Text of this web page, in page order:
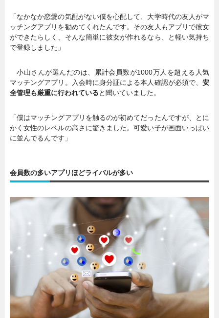
「なかなか恋愛の気配がない僕を心配して、大学時代の友人がマ
ッチングアプリを勧めてくれたんです。その友人もアプリで彼女
ができたらしく、そんな簡単に彼女が作れるなら、と軽い気持ち
で登録しました」
小山さんが選んだのは、累計会員数が1000万人を超える人気
マッチングアプリ。入会時に身分証による本人確認が必須で、 安
全管理も厳重に行われていると聞いていました。
「僕はマッチングアプリを触るのが初めてだったんですが、とに
かく女性のレベルの高さに驚きました。可愛い子が画面いっぱい
に並んでるんです」
会員数の多いアプリほどライバルが多い